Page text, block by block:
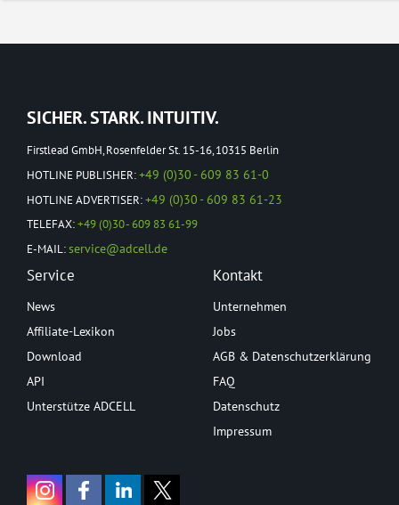
SICHER. STARK. INTUITIV.
Firstlead GmbH, Rosenfelder St. 15-16, 10315 Berlin
HOTLINE PUBLISHER:+49 (0)30 - 609 83 61-0
HOTLINE ADVERTISER:+49 (0)30 - 609 83 61-23
TELEFAX:+49 (0)30 - 609 83 61-99
E-MAIL:service@adcell.de
Service
News
Affiliate-Lexikon
Download
API
Unterstütze ADCELL
Kontakt
Unternehmen
Jobs
AGB & Datenschutzerklärung
FAQ
Datenschutz
Impressum